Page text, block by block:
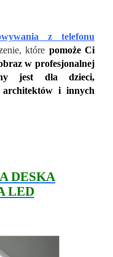
z telefonu
które pomoże Ci
w profesjonalnej
jest dla dzieci,
architektów i innych
DESKA
LED